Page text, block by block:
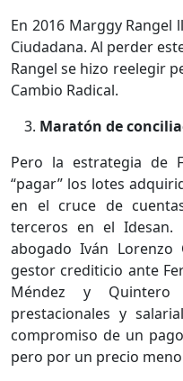
En 2016 Marggy Rangel
Ciudadana. Al perder
Rangel se hizo reelegir
Cambio Radical.
Maratón de
Pero la estrategia de
“pagar” los lotes
en el cruce de
terceros en el Idesan.
abogado Iván
gestor crediticio ante
Méndez y Quintero
prestacionales y
compromiso de un
pero por un precio